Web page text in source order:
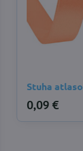
Stuha
0,09 €